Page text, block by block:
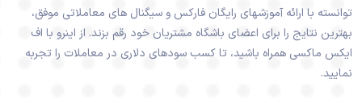
توانسته با ارائه آموزشهای رایگان فارکس و سیگنال های معاملاتی موفق،
بهترین نتایج را برای اعضای باشگاه مشتریان خود رقم بزند. از اینرو با اف
ایکس ماکسی همراه باشید، تا کسب سودهای دلاری در معاملات را تجربه
نمایید.